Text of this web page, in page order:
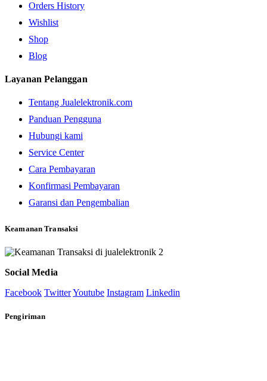
Orders History
Wishlist
Shop
Blog
Layanan Pelanggan
Tentang Jualelektronik.com
Panduan Pengguna
Hubungi kami
Service Center
Cara Pembayaran
Konfirmasi Pembayaran
Garansi dan Pengembalian
Keamanan Transaksi
Social Media
Facebook TwitterYoutube Instagram Linkedin
Pengiriman